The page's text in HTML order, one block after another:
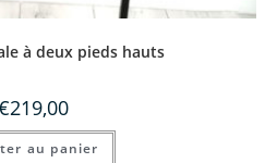
à deux pieds hauts
219,00
au panier